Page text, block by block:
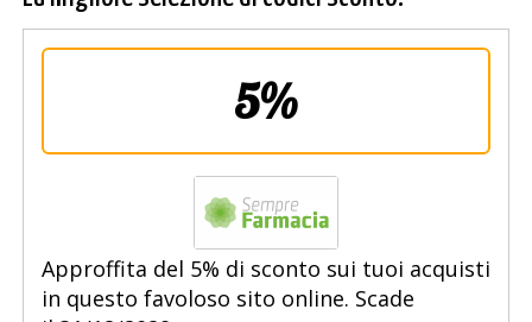
5%
Approffita del 5% di sconto sui tuoi acquisti
in questo favoloso sito online. Scade